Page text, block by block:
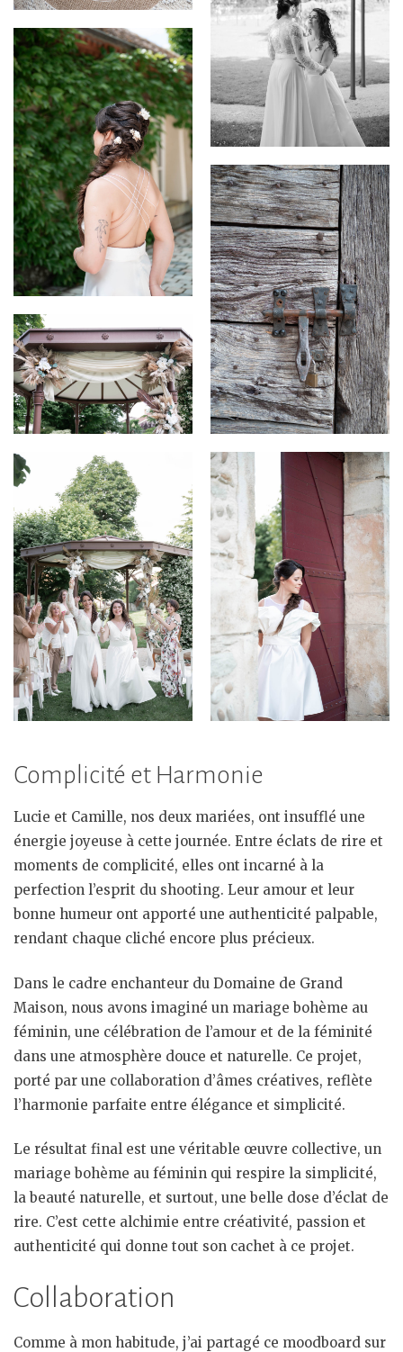
Complicité et Harmonie
Lucie et Camille, nos deux mariées, ont insufflé une
énergie joyeuse à cette journée. Entre éclats de rire et
moments de complicité, elles ont incarné à la
perfection l’esprit du shooting. Leur amour et leur
bonne humeur ont apporté une authenticité palpable,
rendant chaque cliché encore plus précieux.
Dans le cadre enchanteur du Domaine de Grand
Maison, nous avons imaginé un mariage bohème au
féminin, une célébration de l’amour et de la féminité
dans une atmosphère douce et naturelle. Ce projet,
porté par une collaboration d’âmes créatives, reflète
l’harmonie parfaite entre élégance et simplicité.
Le résultat final est une véritable œuvre collective, un
mariage bohème au féminin qui respire la simplicité,
la beauté naturelle, et surtout, une belle dose d’éclat de
rire. C’est cette alchimie entre créativité, passion et
authenticité qui donne tout son cachet à ce projet.
Collaboration
Comme à mon habitude, j’ai partagé ce moodboard sur